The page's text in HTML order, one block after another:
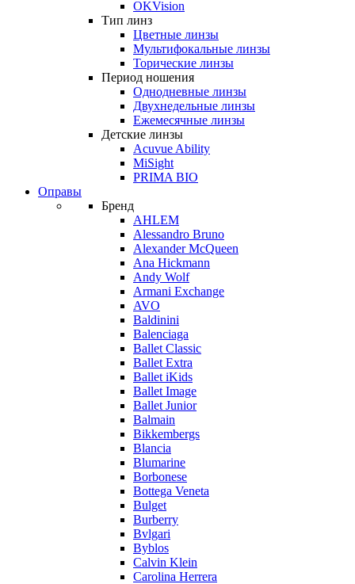
OKVision
Тип линз
Цветные линзы
Мультифокальные линзы
Торические линзы
Период ношения
Однодневные линзы
Двухнедельные линзы
Ежемесячные линзы
Детские линзы
Acuvue Ability
MiSight
PRIMA BIO
Оправы
Бренд
AHLEM
Alessandro Bruno
Alexander McQueen
Ana Hickmann
Andy Wolf
Armani Exchange
AVO
Baldinini
Balenciaga
Ballet Classic
Ballet Extra
Ballet iKids
Ballet Image
Ballet Junior
Balmain
Bikkembergs
Blancia
Blumarine
Borbonese
Bottega Veneta
Bulget
Burberry
Bvlgari
Byblos
Calvin Klein
Carolina Herrera